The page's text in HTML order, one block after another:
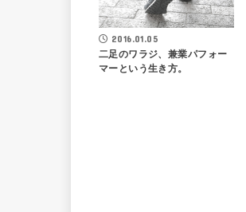
2016.01.05
二足のワラジ、兼業パフォー
マーという生き方。